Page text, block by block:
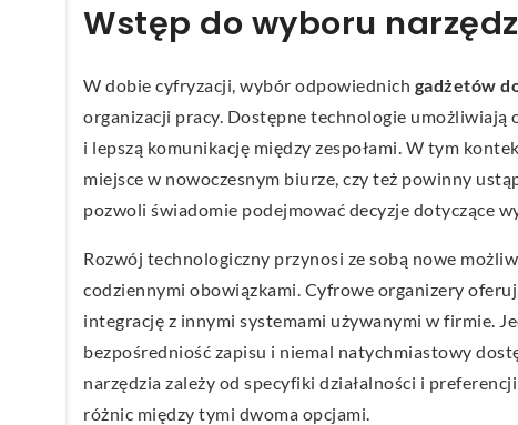
Wstęp do wyboru
W dobie cyfryzacji, wybór odpowiednich gadżetów
organizacji pracy. Dostępne technologie umożliwiają
i lepszą komunikację między zespołami. W tym
miejsce w nowoczesnym biurze, czy też powinny
pozwoli świadomie podejmować decyzje dotyczące
Rozwój technologiczny przynosi ze sobą nowe
codziennymi obowiązkami. Cyfrowe organizery
integrację z innymi systemami używanymi w firmie.
bezpośredniość zapisu i niemal natychmiastowy
narzędzia zależy od specyfiki działalności i
różnic między tymi dwoma opcjami.